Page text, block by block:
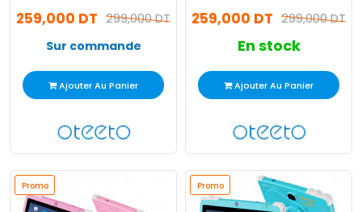
299,000 DT
259,000 DT
Sur commande
Ajouter Au Panier
299,000 DT
259,000 DT
En stock
Ajouter Au Panier
Promo Promo